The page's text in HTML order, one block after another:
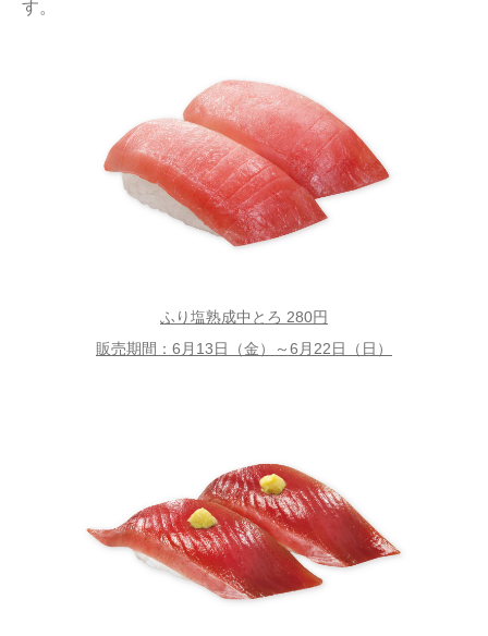
す。
ふり塩熟成中とろ 280円
販売期間：6月13日（金）～6月22日（日）